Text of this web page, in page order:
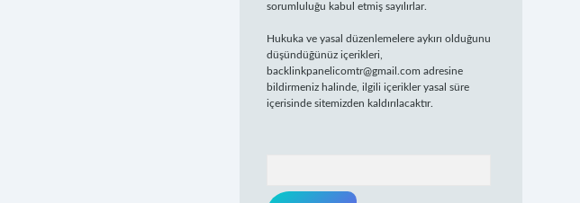
sorumluluğu kabul etmiş sayılırlar.
Hukuka ve yasal düzenlemelere aykırı olduğunu
düşündüğünüz içerikleri,
backlinkpanelicomtr@gmail.com adresine
bildirmeniz halinde, ilgili içerikler yasal süre
içerisinde sitemizden kaldırılacaktır.